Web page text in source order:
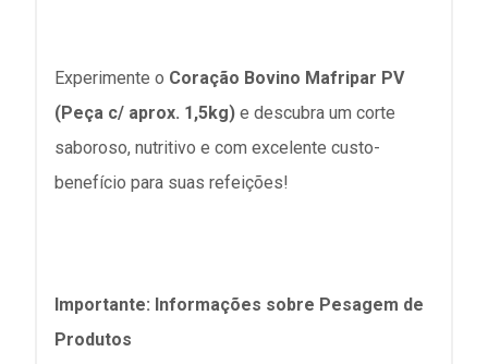
Experimente o Coração Bovino Mafripar PV
(Peça c/ aprox. 1,5kg) e descubra um corte
saboroso, nutritivo e com excelente custo-
benefício para suas refeições!
Importante: Informações sobre Pesagem de
Produtos